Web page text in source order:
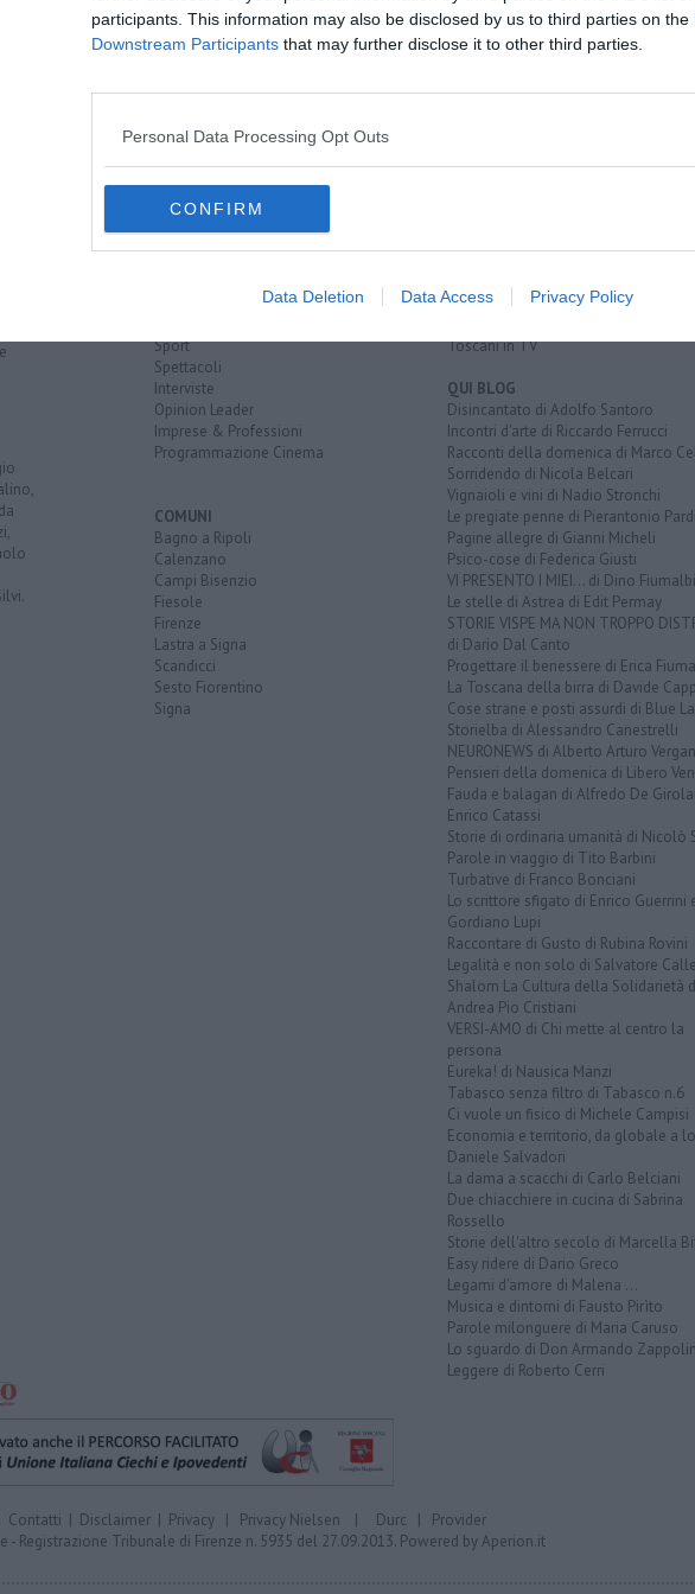
participants. This information may also be disclosed by us to third parties on the
Downstream Participants that may further disclose it to other third parties.
Personal Data Processing Opt Outs
CONFIRM
Data Deletion Data Access Privacy Policy
anche:
CATEGORIE
Cronaca
Sport
Spettacoli
Interviste
Opinion Leader
Imprese & Professioni
Programmazione Cinema
COMUNI
Bagno a Ripoli
Calenzano
Campi Bisenzio
Fiesole
Firenze
Lastra a Signa
Scandicci
Sesto Fiorentino
Signa
Archivio Notizie
Toscani in TV
QUI BLOG
Disincantato di Adolfo Santoro
Incontri d'arte di Riccardo Ferrucci
Racconti della domenica di Marco
Sorridendo di Nicola Belcari
Vignaioli e vini di Nadio Stronchi
Le pregiate penne di Pierantonio Pardi
Pagine allegre di Gianni Micheli
Psico-cose di Federica Giusti
VI PRESENTO I MIEI... di Dino Fiumalbi
Le stelle di Astrea di Edit Permay
STORIE VISPE MA NON TROPPO
di Dario Dal Canto
Progettare il benessere di Erica
La Toscana della birra di Davide
Cose strane e posti assurdi di Blue
Storielba di Alessandro Canestrelli
NEURONEWS di Alberto Arturo
Pensieri della domenica di Libero
Fauda e balagan di Alfredo De
Enrico Catassi
Storie di ordinaria umanità di Nicolò
Parole in viaggio di Tito Barbini
Turbative di Franco Bonciani
Lo scrittore sfigato di Enrico Guerrini
Gordiano Lupi
Raccontare di Gusto di Rubina Rovini
Legalità e non solo di Salvatore
Shalom La Cultura della Solidarietà
Andrea Pio Cristiani
VERSI-AMO di Chi mette al centro la
persona
Eureka! di Nausica Manzi
Tabasco senza filtro di Tabasco n.6
Ci vuole un fisico di Michele Campisi
Economia e territorio, da globale a
Daniele Salvadori
La dama a scacchi di Carlo Belciani
Due chiacchiere in cucina di Sabrina
Rossello
Storie dell'altro secolo di Marcella
Easy ridere di Dario Greco
Legami d'amore di Malena ...
Musica e dintorni di Fausto Pirìto
Parole milonguere di Maria Caruso
Lo sguardo di Don Armando
Leggere di Roberto Cerri
Contatti | Disclaimer | Privacy | Privacy Nielsen | Durc | Provider
- Registrazione Tribunale di Firenze n. 5935 del 27.09.2013. Powered byAperion.it